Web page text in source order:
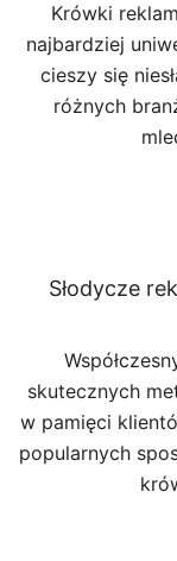
Krówki
najbardziej
cieszy się
różnych
Słodycze
skutecznych
w pamięci
popularnych